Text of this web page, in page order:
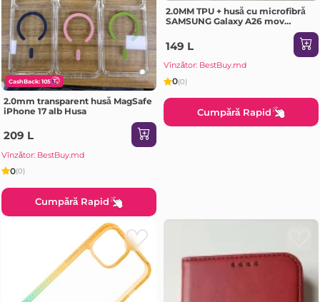
CashBack: 105
2.0mm transparent husă MagSafe
iPhone 17 alb Husa
209 L
Vînzător: BestBuy.md
0(0)
Cumpără Rapid
2.0MM TPU + husă cu microfibră
SAMSUNG Galaxy A26 mov
149 L
Vînzător: BestBuy.md
0(0)
Cumpără Rapid